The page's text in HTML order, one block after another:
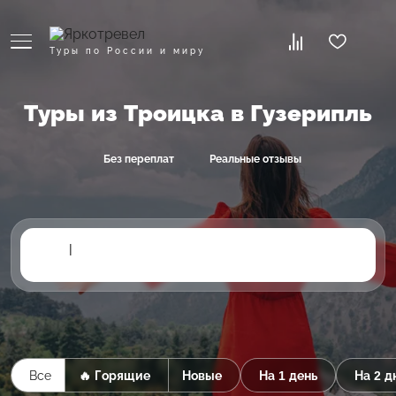
Туры по России и миру
Туры из Троицка в Гузерипль
Без переплат Реальные отзывы
|
Все 🔥 Горящие Новые На 1 день На 2